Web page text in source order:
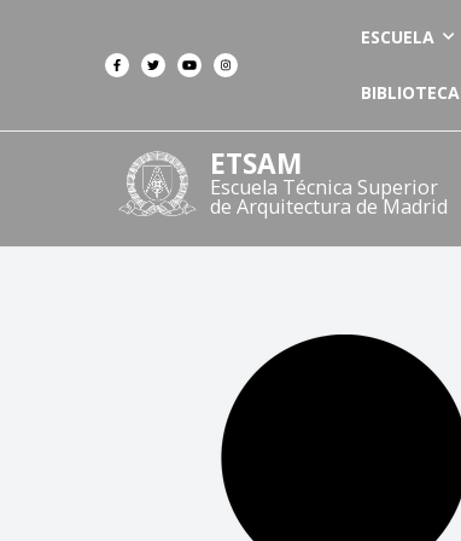
ESCUELA
BIBLIOTECA
ETSAM
Escuela Técnica Superior
de Arquitectura de Madrid